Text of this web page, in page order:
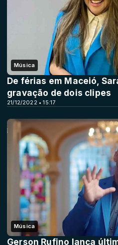
Música
21/12/2022 • 15:17
De férias em Maceió,
gravação de dois clipes
Música
Gerson Rufino lança